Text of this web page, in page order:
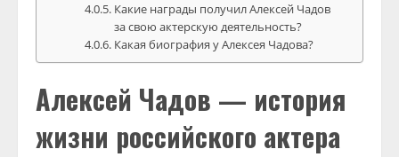
Какие награды получил Алексей Чадов
за свою актерскую деятельность?
Какая биография у Алексея Чадова?
Алексей Чадов — история
жизни российского актера